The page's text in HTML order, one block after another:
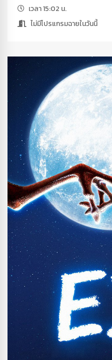
เวลา 15:02 น.
ไม่มีโปรแกรมฉายในวันนี้